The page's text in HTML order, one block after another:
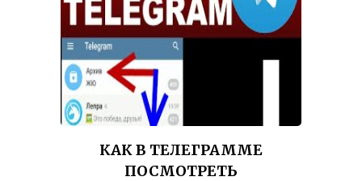
КАК В ТЕЛЕГРАММЕ
ПОСМОТРЕТЬ